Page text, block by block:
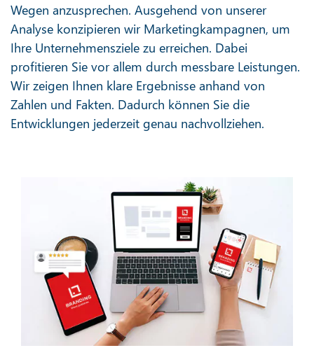
Wegen anzusprechen. Ausgehend von unserer
Analyse konzipieren wir Marketingkampagnen, um
Ihre Unternehmensziele zu erreichen. Dabei
profitieren Sie vor allem durch messbare Leistungen.
Wir zeigen Ihnen klare Ergebnisse anhand von
Zahlen und Fakten. Dadurch können Sie die
Entwicklungen jederzeit genau nachvollziehen.